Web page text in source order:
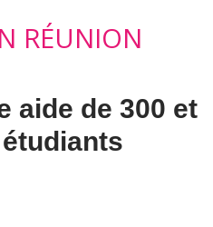
RÉUNION
aide de 300 et